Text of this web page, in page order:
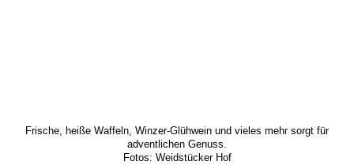
Frische, heiße Waffeln, Winzer-Glühwein und vieles mehr sorgt für
adventlichen Genuss.
Fotos: Weidstücker Hof